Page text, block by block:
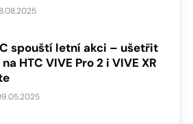
spouští letní akci – ušetřit
HTC VIVE Pro 2 i VIVE XR